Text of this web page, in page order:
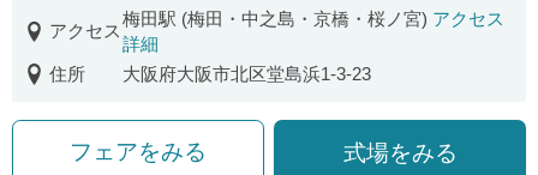
アクセス
梅田駅 (梅田・中之島・京橋・桜ノ宮) アクセス
詳細
住所
大阪府大阪市北区堂島浜1-3-23
フェアをみる 式場をみる